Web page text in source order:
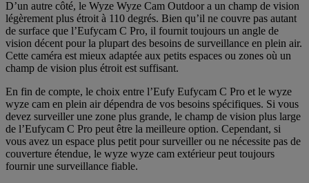
D’un autre côté, le Wyze Wyze Cam Outdoor a un champ de vision
légèrement plus étroit à 110 degrés. Bien qu’il ne couvre pas autant
de surface que l’Eufycam C Pro, il fournit toujours un angle de
vision décent pour la plupart des besoins de surveillance en plein air.
Cette caméra est mieux adaptée aux petits espaces ou zones où un
champ de vision plus étroit est suffisant.
En fin de compte, le choix entre l’Eufy Eufycam C Pro et le wyze
wyze cam en plein air dépendra de vos besoins spécifiques. Si vous
devez surveiller une zone plus grande, le champ de vision plus large
de l’Eufycam C Pro peut être la meilleure option. Cependant, si
vous avez un espace plus petit pour surveiller ou ne nécessite pas de
couverture étendue, le wyze wyze cam extérieur peut toujours
fournir une surveillance fiable.